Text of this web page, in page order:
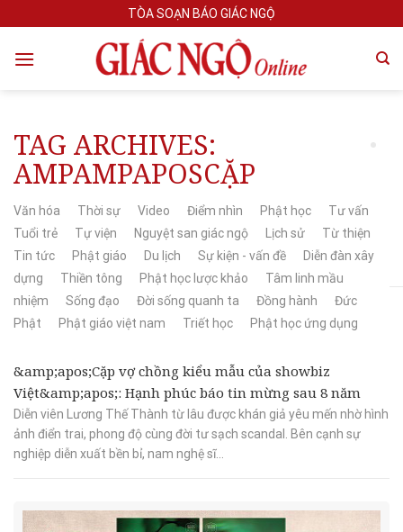
to
content
TÒA SOẠN BÁO GIÁC NGỘ
TAG ARCHIVES:
AMPAMPAPOSCẶP
Văn hóa Thời sự Video Điểm nhìn Phật học
Tư vấn
Tuổi trẻ
Tự viện Nguyệt san giác ngộ Lịch sử
Từ thiện
Tin tức
Phật giáo Du lịch Sự kiện - vấn đề
Diễn đàn xây
dựng
Thiền tông Phật học lược khảo
Tâm linh mầu
nhiệm
Sống đạo Đời sống quanh ta Đồng hành
Đức
Phật
Phật giáo việt nam Triết học Phật học ứng dụng
&amp;apos;Cặp vợ chồng kiểu mẫu của showbiz
Việt&amp;apos;: Hạnh phúc báo tin mừng sau 8 năm
Diễn viên Lương Thế Thành từ lâu được khán giả yêu mến nhờ hình
ảnh điển trai, phong độ cùng đời tư sạch scandal. Bên cạnh sự
nghiệp diễn xuất bền bỉ, nam nghệ sĩ...